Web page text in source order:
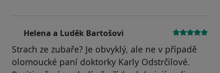
Helena a Luděk Bartošovi
Strach ze zubaře? Je obvyklý, ale ne v případě
olomoucké paní doktorky Karly Odstrčilové.